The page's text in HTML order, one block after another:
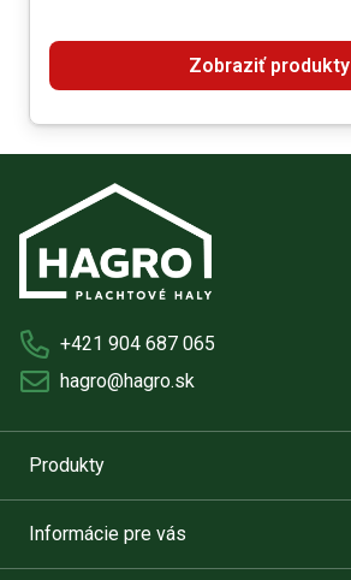
Zobraziť produkty
+421 904 687 065
hagro@hagro.sk
Produkty
Informácie pre vás